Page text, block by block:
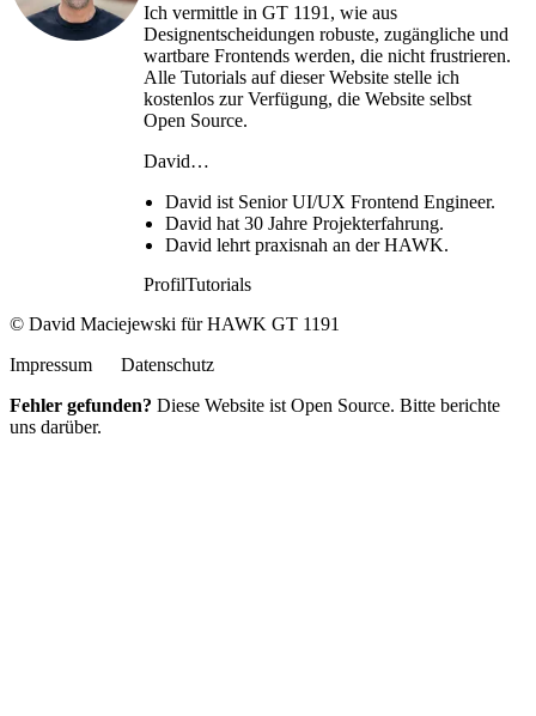
Ich vermittle in GT 1191, wie aus
Designentscheidungen robuste, zugängliche und
wartbare Frontends werden, die nicht frustrieren.
Alle Tutorials auf dieser Website stelle ich
kostenlos zur Verfügung, die Website selbst
Open Source.
David…
David ist Senior UI/UX Frontend Engineer.
David hat 30 Jahre Projekterfahrung.
David lehrt praxisnah an der HAWK.
ProfilTutorials
© David Maciejewski für HAWK GT 1191
Impressum
Datenschutz
Fehler gefunden? Diese Website ist Open Source. Bitte berichte
uns darüber.